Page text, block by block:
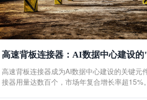
高速背板连接器：AI数据中心建设
高速背板连接器成为AI数据中心建设的关键元
接器用量达数百个，市场年复合增长率超15%。